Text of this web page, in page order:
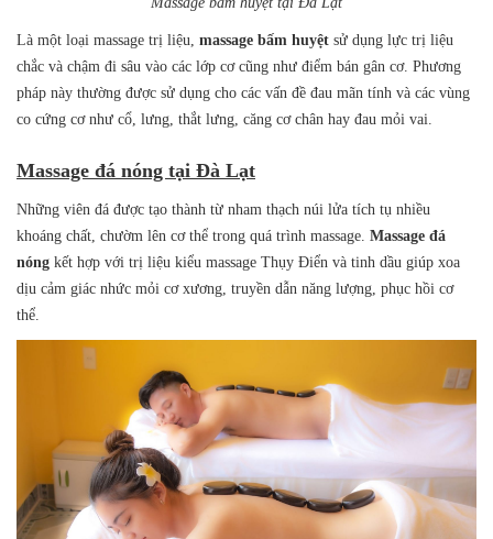
Là một loại massage trị liệu, massage bấm huyệt sử dụng lực trị liệu
chắc và chậm đi sâu vào các lớp cơ cũng như điểm bán gân cơ. Phương
pháp này thường được sử dụng cho các vấn đề đau mãn tính và các vùng
co cứng cơ như cổ, lưng, thắt lưng, căng cơ chân hay đau mỏi vai.
Massage đá nóng tại Đà Lạt
Những viên đá được tạo thành từ nham thạch núi lửa tích tụ nhiều
khoáng chất, chườm lên cơ thể trong quá trình massage. Massage đá
nóng kết hợp với trị liệu kiểu massage Thụy Điển và tinh dầu giúp xoa
dịu cảm giác nhức mỏi cơ xương, truyền dẫn năng lượng, phục hồi cơ
thể.